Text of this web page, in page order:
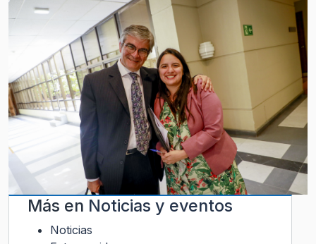
Más en Noticias y eventos
Noticias